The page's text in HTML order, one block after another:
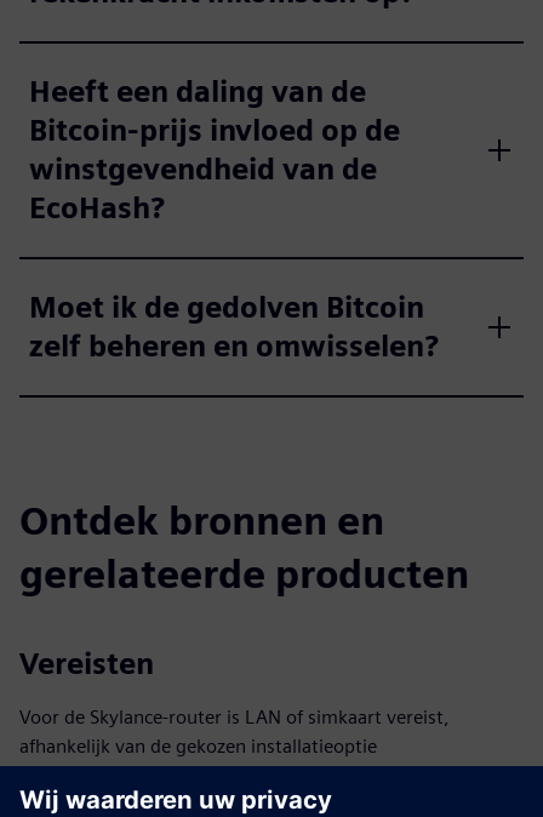
Heeft een daling van de
Bitcoin-prijs invloed op de
winstgevendheid van de
EcoHash?
Moet ik de gedolven Bitcoin
zelf beheren en omwisselen?
Ontdek bronnen en
gerelateerde producten
Vereisten
Voor de Skylance-router is LAN of simkaart vereist,
afhankelijk van de gekozen installatieoptie
aansluitoptie